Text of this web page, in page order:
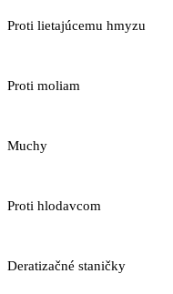
Proti lietajúcemu hmyzu
Proti moliam
Muchy
Proti hlodavcom
Deratizačné staničky